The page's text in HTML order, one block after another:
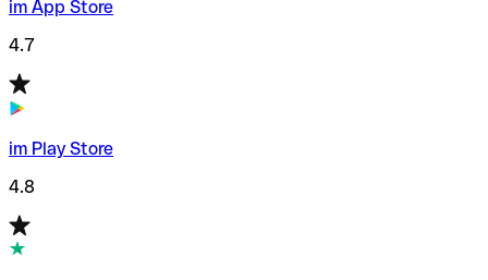
im App Store
4.7
im Play Store
4.8